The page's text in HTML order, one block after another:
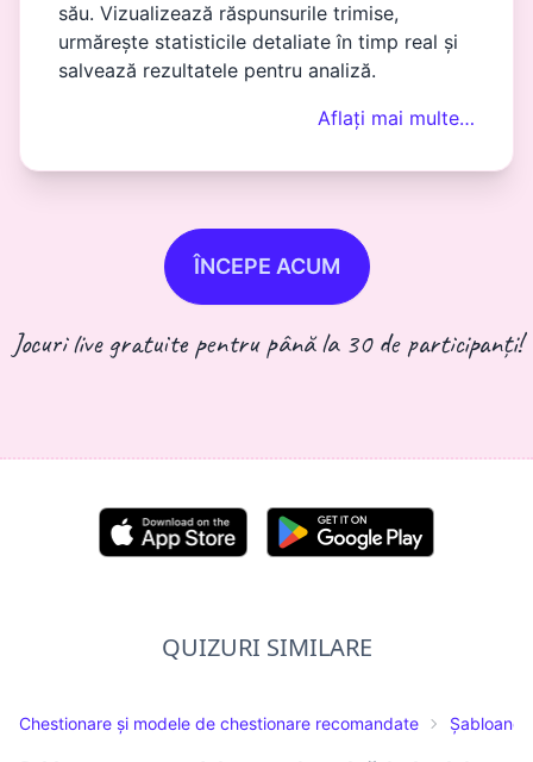
său. Vizualizează răspunsurile trimise,
urmărește statisticile detaliate în timp real și
salvează rezultatele pentru analiză.
Aflați mai multe…
ÎNCEPE ACUM
Jocuri live gratuite pentru până la 30 de participanți!
QUIZURI SIMILARE
Chestionare și modele de chestionare recomandate Șabloane